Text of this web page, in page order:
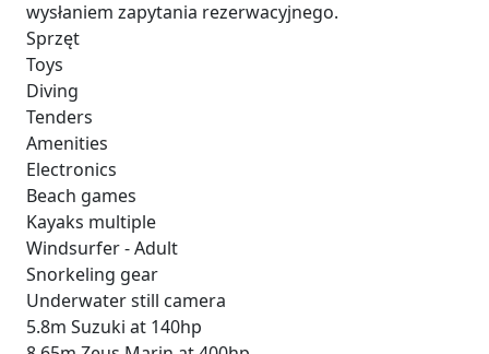
wysłaniem zapytania rezerwacyjnego.
Sprzęt
Toys
Diving
Tenders
Amenities
Electronics
Beach games
Kayaks multiple
Windsurfer - Adult
Snorkeling gear
Underwater still camera
5.8m Suzuki at 140hp